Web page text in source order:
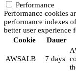
Performance
Performance cookies
performance indexes
better user experience
Cookie
Dauer
AWSALB 7 days